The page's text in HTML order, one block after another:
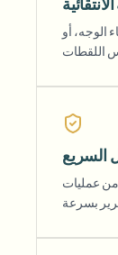
الوجه، أو
السريع
من عمليات